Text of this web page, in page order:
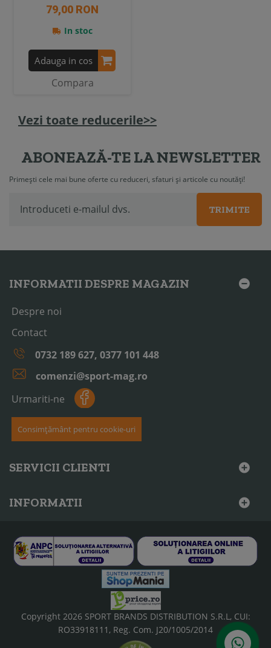
79,00 RON
In stoc
Adauga in cos
Compara
Vezi toate reducerile>>
ABONEAZĂ-TE LA NEWSLETTER
Primești cele mai bune oferte cu reduceri, sfaturi și articole cu noutăți!
TRIMITE
INFORMATII DESPRE MAGAZIN
Despre noi
Contact
0732 189 627, 0377 101 448
comenzi@sport-mag.ro
Urmariti-ne
Consimțământ pentru cookie-uri
SERVICII CLIENTI
INFORMATII
Copyright 2026 SPORT BRANDS DISTRIBUTION S.R.L, CUI:
RO33918111, Reg. Com. J20/1005/2014